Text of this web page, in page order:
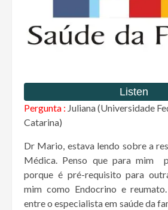
Pergunta : Juliana (Universidade
Catarina)
Dr Mario, estava lendo sobre a
Médica. Penso que para mim
porque é pré-requisito para
mim como Endocrino e
entre o especialista em saúde da